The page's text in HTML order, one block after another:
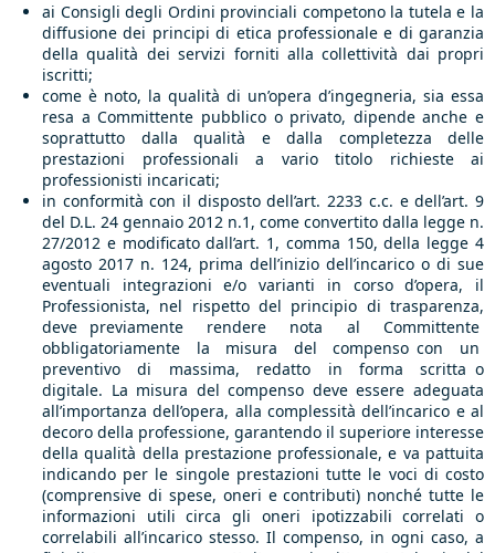
ai Consigli degli Ordini provinciali competono la tutela e la
diffusione dei principi di etica professionale e di garanzia
della qualità dei servizi forniti alla collettività dai propri
iscritti;
come è noto, la qualità di un’opera d’ingegneria, sia essa
resa a Committente pubblico o privato, dipende anche e
soprattutto dalla qualità e dalla completezza delle
prestazioni professionali a vario titolo richieste ai
professionisti incaricati;
in conformità con il disposto dell’art. 2233 c.c. e dell’art. 9
del D.L. 24 gennaio 2012 n.1, come convertito dalla legge n.
27/2012 e modificato dall’art. 1, comma 150, della legge 4
agosto 2017 n. 124, prima dell’inizio dell’incarico o di sue
eventuali integrazioni e/o varianti in corso d’opera, il
Professionista, nel rispetto del principio di trasparenza,
deve previamente rendere nota al Committente
obbligatoriamente la misura del compenso con un
preventivo di massima, redatto in forma scritta o
digitale. La misura del compenso deve essere adeguata
all’importanza dell’opera, alla complessità dell’incarico e al
decoro della professione, garantendo il superiore interesse
della qualità della prestazione professionale, e va pattuita
indicando per le singole prestazioni tutte le voci di costo
(comprensive di spese, oneri e contributi) nonché tutte le
informazioni utili circa gli oneri ipotizzabili correlati o
correlabili all’incarico stesso. Il compenso, in ogni caso, a